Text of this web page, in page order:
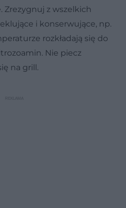
Zrezygnuj z wszelkich
i konserwujące, np.
rozkładają się do
Nie piecz
na grill.